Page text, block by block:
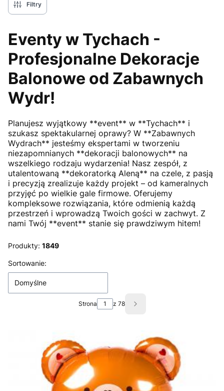
Filtry
Eventy w Tychach -
Profesjonalne Dekoracje
Balonowe od Zabawnych
Wydr!
Planujesz wyjątkowy **event** w **Tychach** i
szukasz spektakularnej oprawy? W **Zabawnych
Wydrach** jesteśmy ekspertami w tworzeniu
niezapomnianych **dekoracji balonowych** na
wszelkiego rodzaju wydarzenia! Nasz zespół, z
utalentowaną **dekoratorką Aleną** na czele, z pasją
i precyzją zrealizuje każdy projekt – od kameralnych
przyjęć po wielkie gale firmowe. Oferujemy
kompleksowe rozwiązania, które odmienią każdą
przestrzeń i wprowadzą Twoich gości w zachwyt. Z
nami Twój **event** stanie się prawdziwym hitem!
Produkty: 1849
Lista produktów
Sortowanie:
Domyślne
Strona z 78 Następne produkty